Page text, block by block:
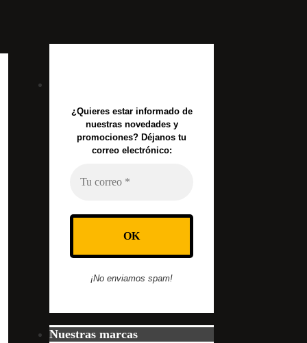
¿Quieres estar informado de
nuestras novedades y
promociones? Déjanos tu
correo electrónico:
¡No enviamos spam!
Nuestras marcas